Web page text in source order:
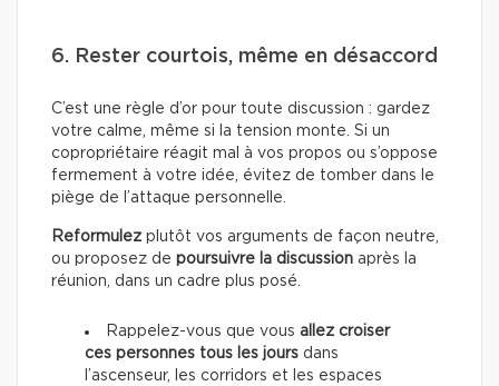
6. Rester courtois, même en désaccord
C’est une règle d’or pour toute discussion : gardez
votre calme, même si la tension monte. Si un
copropriétaire réagit mal à vos propos ou s’oppose
fermement à votre idée, évitez de tomber dans le
piège de l’attaque personnelle.
Reformulez plutôt vos arguments de façon neutre,
ou proposez de poursuivre la discussion après la
réunion, dans un cadre plus posé.
Rappelez-vous que vous allez croiser
ces personnes tous les jours dans
l’ascenseur, les corridors et les espaces